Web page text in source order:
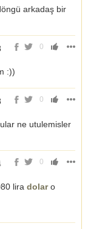
arkadaş bir
0
:))
0
ne utulemisler
0
lira dolaro